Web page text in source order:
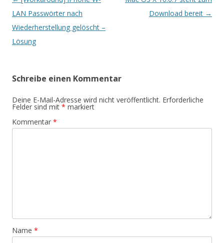
Navigation
LAN Passwörter nach
Wiederherstellung gelöscht –
Lösung
Download bereit →
Schreibe einen Kommentar
Deine E-Mail-Adresse wird nicht veröffentlicht. Erforderliche
Felder sind mit * markiert
Kommentar *
Name *